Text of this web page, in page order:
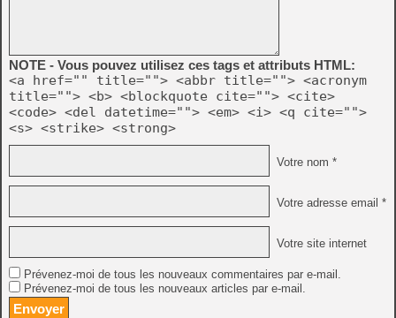
NOTE - Vous pouvez utilisez ces tags et attributs HTML:
<a href="" title=""> <abbr title=""> <acronym
title=""> <b> <blockquote cite=""> <cite>
<code> <del datetime=""> <em> <i> <q cite="">
<s> <strike> <strong>
Votre nom *
Votre adresse email *
Votre site internet
Prévenez-moi de tous les nouveaux commentaires par e-mail.
Prévenez-moi de tous les nouveaux articles par e-mail.